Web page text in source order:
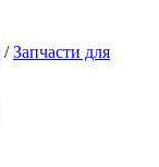
/Запчасти для